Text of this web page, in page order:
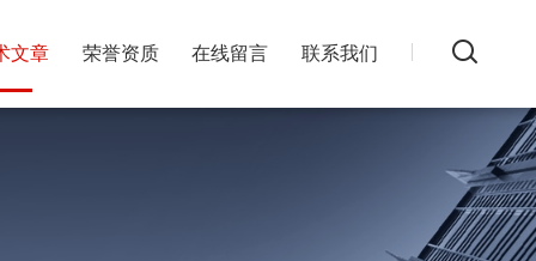
文章 荣誉资质 在线留言 联系我们